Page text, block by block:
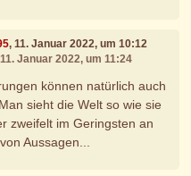
, 11. Januar 2022, um 10:12
Januar 2022, um 11:24
können natürlich auch
sieht die Welt so wie sie
zweifelt im Geringsten an
Aussagen...